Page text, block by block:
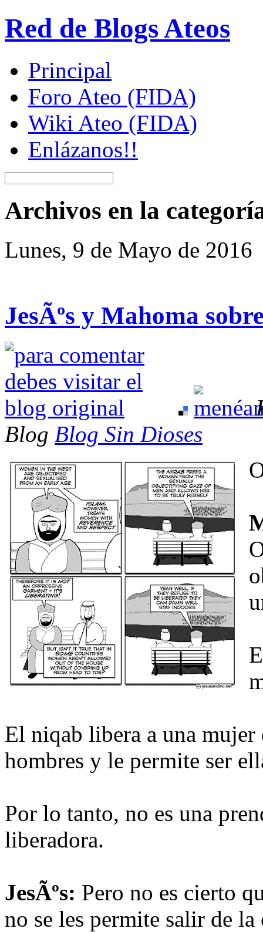
Red de Blogs Ateos
Principal
Foro Ateo (FIDA)
Wiki Ateo (FIDA)
Enlázanos!!
Archivos en la
Lunes, 9 de Mayo de 2016
JesÃºs y Mahoma
Blog Blog Sin Dioses
El niqab libera a una
hombres y le permite ser
Por lo tanto, no es una
liberadora.
JesÃºs: Pero no es cierto
no se les permite salir de la